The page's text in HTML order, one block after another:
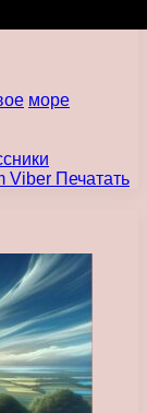
море
Viber Печатать